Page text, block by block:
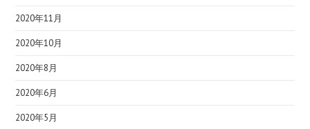
2020年11月
2020年10月
2020年8月
2020年6月
2020年5月